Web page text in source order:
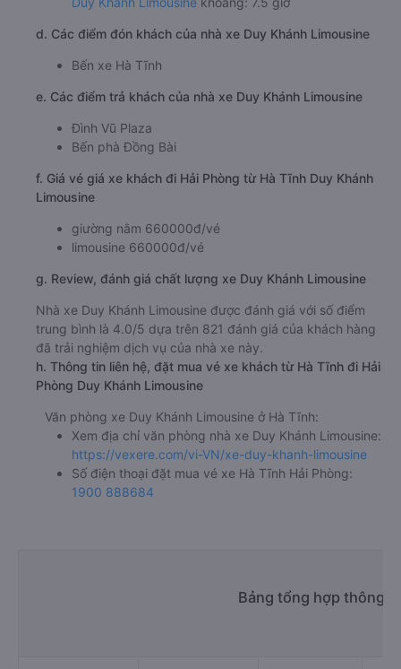
d. Các điểm đón khách của nhà xe Duy Khánh Limousine
Bến xe Hà Tĩnh
e. Các điểm trả khách của nhà xe Duy Khánh Limousine
Đình Vũ Plaza
Bến phà Đồng Bài
f. Giá vé giá xe khách đi Hải Phòng từ Hà Tĩnh Duy Khánh
Limousine
giường nằm 660000đ/vé
limousine 660000đ/vé
g. Review, đánh giá chất lượng xe Duy Khánh Limousine
Nhà xe Duy Khánh Limousine được đánh giá với số điểm
trung bình là 4.0/5 dựa trên 821 đánh giá của khách hàng
đã trải nghiệm dịch vụ của nhà xe này.
h. Thông tin liên hệ, đặt mua vé xe khách từ Hà Tĩnh đi Hải
Phòng Duy Khánh Limousine
Văn phòng xe Duy Khánh Limousine ở Hà Tĩnh:
Xem địa chỉ văn phòng nhà xe Duy Khánh Limousine:
https://vexere.com/vi-VN/xe-duy-khanh-limousine
Số điện thoại đặt mua vé xe Hà Tĩnh Hải Phòng:
1900 888684
Bảng tổng hợp thông